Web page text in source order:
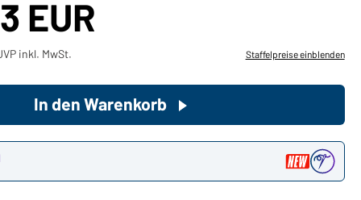
privaten Bedarf einkaufen?
Hier geht's zu unserem
Endkundenshop
EUR
inkl. MwSt. Staffelpreise einblenden
In den Warenkorb